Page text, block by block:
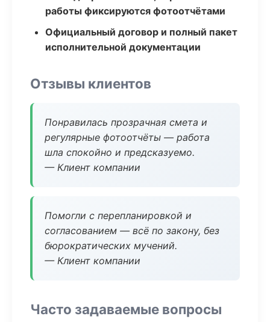
работы фиксируются фотоотчётами
Официальный договор и полный пакет
исполнительной документации
Отзывы клиентов
Понравилась прозрачная смета и
регулярные фотоотчёты — работа
шла спокойно и предсказуемо.
— Клиент компании
Помогли с перепланировкой и
согласованием — всё по закону, без
бюрократических мучений.
— Клиент компании
Часто задаваемые вопросы